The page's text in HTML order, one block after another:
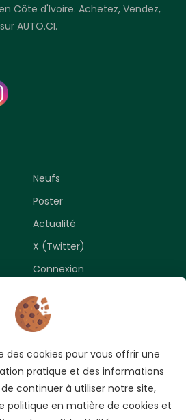
Côte d'Ivoire. Achetez, Vendez,
AUTO.CI.
Neufs
Poster
Actualité
X (Twitter)
Connexion
les meilleures opportunités.
des cookies pour vous offrir une
pratique et des informations
continuer à utiliser notre site,
politique en matière de cookies et